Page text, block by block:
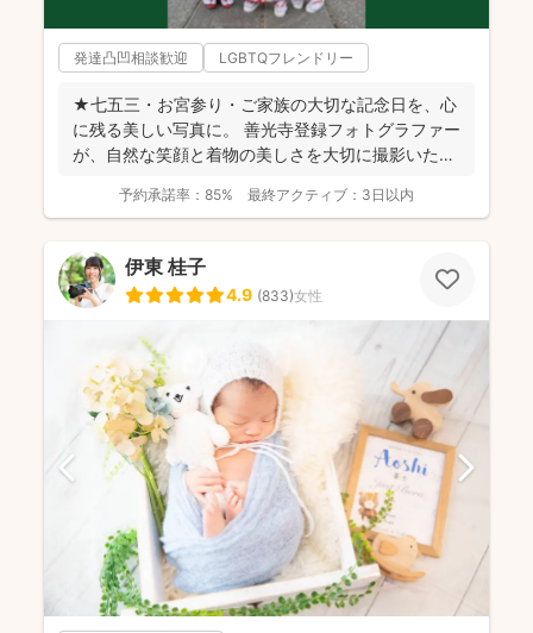
発達凸凹相談歓迎 LGBTQフレンドリー
★七五三・お宮参り・ご家族の大切な記念日を、心
に残る美しい写真に。 善光寺登録フォトグラファー
が、自然な笑顔と着物の美しさを大切に撮影いたし
予約承諾率： 85% 最終アクティブ： 3日以内
伊東 桂子
4.9 (833)女性